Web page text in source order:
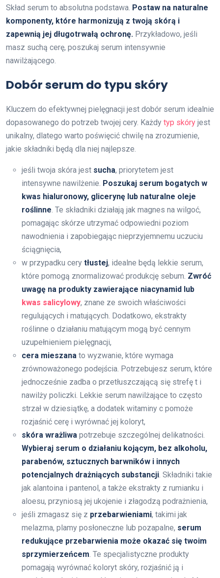
Skład serum to absolutna podstawa. Postaw na naturalne
komponenty, które harmonizują z twoją skórą i
zapewnią jej długotrwałą ochronę. Przykładowo, jeśli
masz suchą cerę, poszukaj serum intensywnie
nawilżającego.
Dobór serum do typu skóry
Kluczem do efektywnej pielęgnacji jest dobór serum idealnie
dopasowanego do potrzeb twojej cery. Każdy typ skóry jest
unikalny, dlatego warto poświęcić chwilę na zrozumienie,
jakie składniki będą dla niej najlepsze.
jeśli twoja skóra jest sucha, priorytetem jest
intensywne nawilżenie. Poszukaj serum bogatych w
kwas hialuronowy, glicerynę lub naturalne oleje
roślinne. Te składniki działają jak magnes na wilgoć,
pomagając skórze utrzymać odpowiedni poziom
nawodnienia i zapobiegając nieprzyjemnemu uczuciu
ściągnięcia,
w przypadku cery tłustej, idealne będą lekkie serum,
które pomogą znormalizować produkcję sebum. Zwróć
uwagę na produkty zawierające niacynamid lub
kwas salicylowy, znane ze swoich właściwości
regulujących i matujących. Dodatkowo, ekstrakty
roślinne o działaniu matującym mogą być cennym
uzupełnieniem pielęgnacji,
cera mieszana to wyzwanie, które wymaga
zrównoważonego podejścia. Potrzebujesz serum, które
jednocześnie zadba o przetłuszczającą się strefę t i
nawilży policzki. Lekkie serum nawilżające to często
strzał w dziesiątkę, a dodatek witaminy c pomoże
rozjaśnić cerę i wyrównać jej koloryt,
skóra wrażliwa potrzebuje szczególnej delikatności.
Wybieraj serum o działaniu kojącym, bez alkoholu,
parabenów, sztucznych barwników i innych
potencjalnych drażniących substancji. Składniki takie
jak alantoina i pantenol, a także ekstrakty z rumianku i
aloesu, przyniosą jej ukojenie i złagodzą podrażnienia,
jeśli zmagasz się z przebarwieniami, takimi jak
melazma, plamy posłoneczne lub pozapalne, serum
redukujące przebarwienia może okazać się twoim
sprzymierzeńcem. Te specjalistyczne produkty
pomagają wyrównać koloryt skóry, rozjaśnić ją i